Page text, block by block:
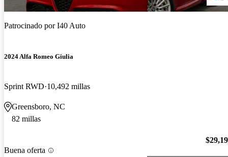
Patrocinado porI40 Auto
2024 Alfa Romeo Giulia
Sprint RWD 10,492 millas
Greensboro, NC
82 millas
Buena oferta